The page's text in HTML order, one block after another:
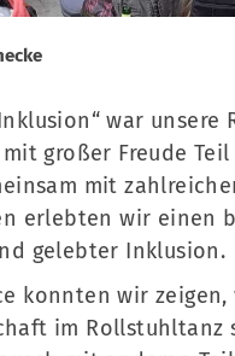
war unsere
großer Freude
mit
erlebten wir einen
gelebter Inklusion.
konnten wir zeigen,
im Rollstuhltanz